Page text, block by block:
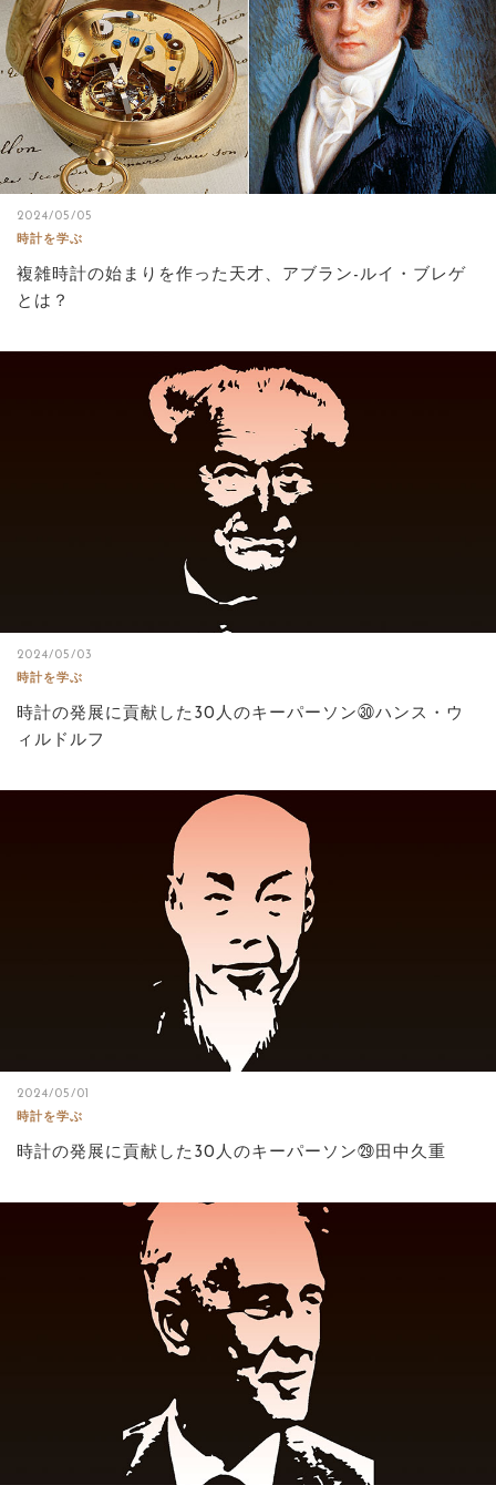
2024/05/05
時計を学ぶ
複雑時計の始まりを作った天才、アブラン-ルイ・ブレゲ
とは？
2024/05/03
時計を学ぶ
時計の発展に貢献した30人のキーパーソン㉚ハンス・ウ
ィルドルフ
2024/05/01
時計を学ぶ
時計の発展に貢献した30人のキーパーソン㉙田中久重